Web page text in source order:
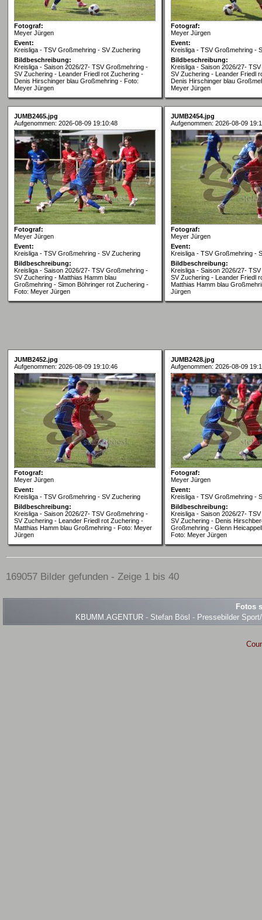
Fotograf:
Meyer Jürgen
Event:
Kreisliga - TSV Großmehring - SV Zuchering
Bildbeschreibung:
Kreisliga - Saison 2026/27- TSV Großmehring -
SV Zuchering - Leander Friedl rot Zuchering -
Denis Hirschinger blau Großmehring - Foto:
Meyer Jürgen
Fotograf:
Meyer Jürgen
Event:
Kreisliga - TSV Großmehring -
Bildbeschreibung:
Kreisliga - Saison 2026/27-
SV Zuchering - Leander Friedl
Denis Hirschinger blau
Meyer Jürgen
JUMB2465.jpg
Aufgenommen: 2026-08-09 19:10:48
Fotograf:
Meyer Jürgen
Event:
Kreisliga - TSV Großmehring - SV Zuchering
Bildbeschreibung:
Kreisliga - Saison 2026/27- TSV Großmehring -
SV Zuchering - Matthias Hamm blau
Großmehring - Simon Böhringer rot Zuchering -
Foto: Meyer Jürgen
JUMB2454.jpg
Aufgenommen: 2026-08-09
Fotograf:
Meyer Jürgen
Event:
Kreisliga - TSV Großmehring -
Bildbeschreibung:
Kreisliga - Saison 2026/27-
SV Zuchering - Leander Friedl
Matthias Hamm blau
Jürgen
JUMB2452.jpg
Aufgenommen: 2026-08-09 19:10:46
Fotograf:
Meyer Jürgen
Event:
Kreisliga - TSV Großmehring - SV Zuchering
Bildbeschreibung:
Kreisliga - Saison 2026/27- TSV Großmehring -
SV Zuchering - Leander Friedl rot Zuchering -
Matthias Hamm blau Großmehring - Foto: Meyer
Jürgen
JUMB2428.jpg
Aufgenommen: 2026-08-09
Fotograf:
Meyer Jürgen
Event:
Kreisliga - TSV Großmehring -
Bildbeschreibung:
Kreisliga - Saison 2026/27-
SV Zuchering - Denis
Großmehring - Glenn
Foto: Meyer Jürgen
169057 Bilder gefunden - Zeige 1 bis 40
Fotos
KBUMM.AGENTUR - Stefan Bösl - Pressebilder